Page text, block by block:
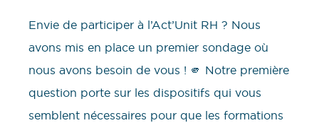
Envie de participer à l’Act’Unit RH ? Nous
avons mis en place un premier sondage où
nous avons besoin de vous ! 🫵 Notre première
question porte sur les dispositifs qui vous
semblent nécessaires pour que les formations